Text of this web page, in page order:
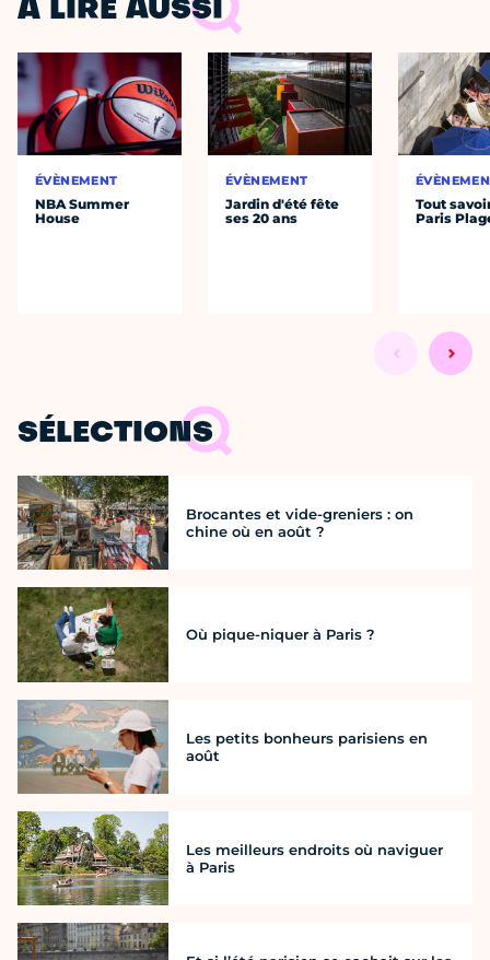
À LIRE AUSSI
ÉVÈNEMENT
NBA Summer
House
ÉVÈNEMENT
Jardin d'été fête
ses 20 ans
Tout
Paris
SÉLECTIONS
Brocantes et vide-greniers : on
chine où en août ?
Où pique-niquer à Paris ?
Les petits bonheurs parisiens en
août
Les meilleurs endroits où naviguer
à Paris